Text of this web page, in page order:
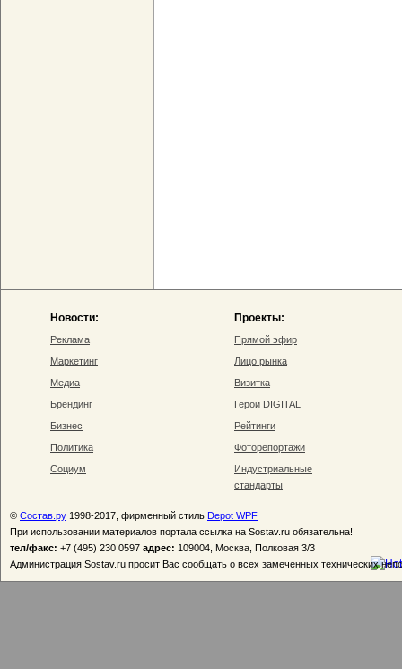
Новости:
Реклама
Маркетинг
Медиа
Брендинг
Бизнес
Политика
Социум
Проекты:
Прямой эфир
Лицо рынка
Визитка
Герои DIGITAL
Рейтинги
Фоторепортажи
Индустриальные
стандарты
© Состав.ру 1998-2017, фирменный стиль Depot WPF
При использовании материалов портала ссылка на Sostav.ru обязательна!
тел/факс: +7 (495) 230 0597 адрес: 109004, Москва, Полковая 3/3
Администрация Sostav.ru просит Вас сообщать о всех замеченных технических